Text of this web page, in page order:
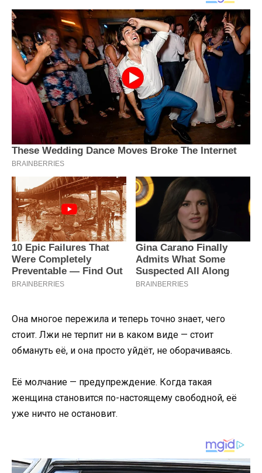
Она многое пережила и теперь точно знает, чего
стоит. Лжи не терпит ни в каком виде — стоит
обмануть её, и она просто уйдёт, не оборачиваясь.
Её молчание — предупреждение. Когда такая
женщина становится по-настоящему свободной, её
уже ничто не остановит.